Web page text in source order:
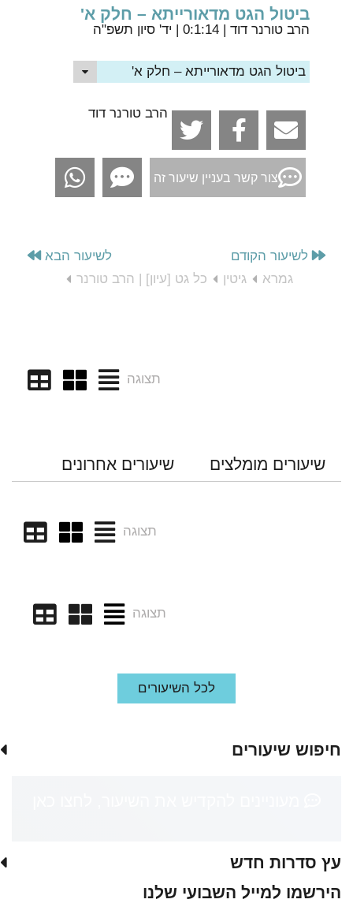
ביטול הגט מדאורייתא – חלק א'
הרב טורנר דוד
ביטול הגט מדאורייתא – חלק א'
הרב טורנר דוד
צור קשר בעניין שיעור זה
לשיעור הקודם
לשיעור הבא
גמרא
גיטין כל גט [עיון] | הרב טורנר
תצוגה
שיעורים מומלצים שיעורים אחרונים
תצוגה
תצוגה
לכל השיעורים
חיפוש שיעורים
עץ סדרות חדש
הירשמו למייל השבועי שלנו